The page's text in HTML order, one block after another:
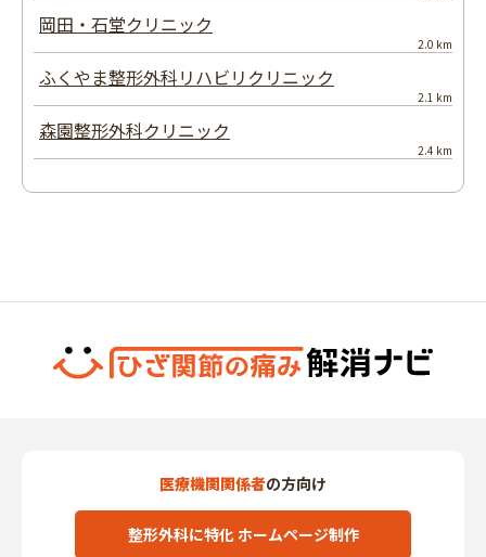
岡田・石堂クリニック
2.0 km
ふくやま整形外科リハビリクリニック
2.1 km
森園整形外科クリニック
2.4 km
医療機関関係者の方向け
整形外科に特化 ホームページ制作